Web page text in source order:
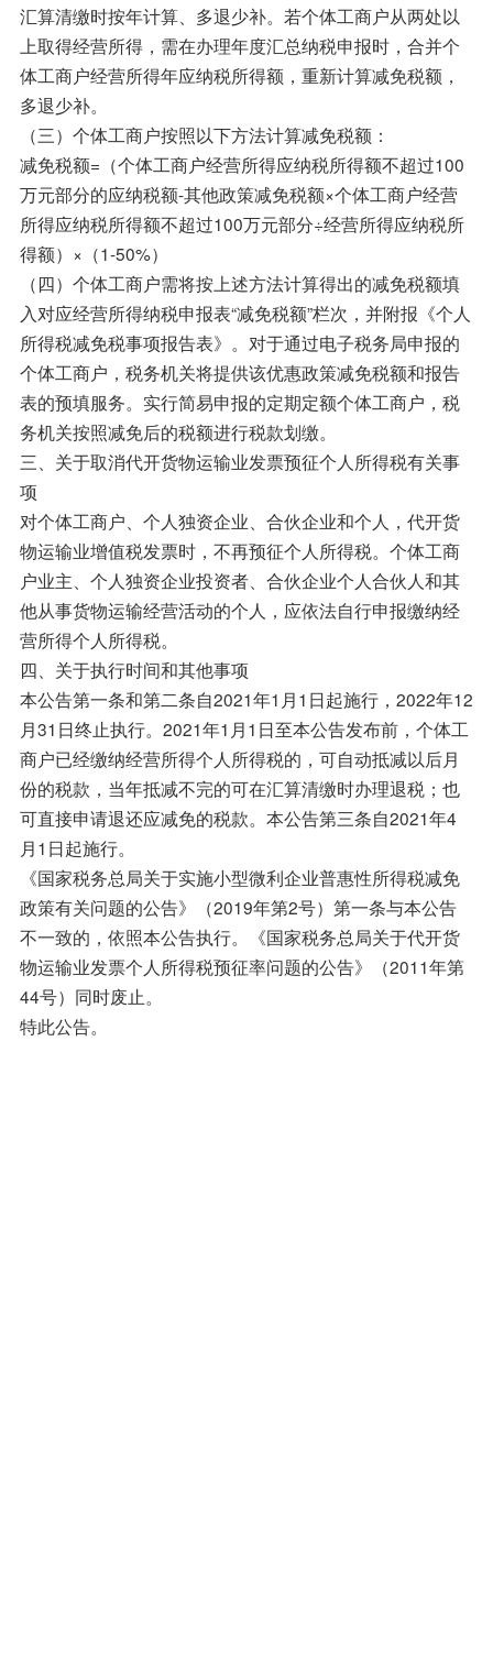
汇算清缴时按年计算、多退少补。若个体工商户从两处以
上取得经营所得，需在办理年度汇总纳税申报时，合并个
体工商户经营所得年应纳税所得额，重新计算减免税额，
多退少补。
（三）个体工商户按照以下方法计算减免税额：
减免税额=（个体工商户经营所得应纳税所得额不超过100
万元部分的应纳税额-其他政策减免税额×个体工商户经营
所得应纳税所得额不超过100万元部分÷经营所得应纳税所
得额）×（1-50%）
（四）个体工商户需将按上述方法计算得出的减免税额填
入对应经营所得纳税申报表“减免税额”栏次，并附报《个人
所得税减免税事项报告表》。对于通过电子税务局申报的
个体工商户，税务机关将提供该优惠政策减免税额和报告
表的预填服务。实行简易申报的定期定额个体工商户，税
务机关按照减免后的税额进行税款划缴。
三、关于取消代开货物运输业发票预征个人所得税有关事
项
对个体工商户、个人独资企业、合伙企业和个人，代开货
物运输业增值税发票时，不再预征个人所得税。个体工商
户业主、个人独资企业投资者、合伙企业个人合伙人和其
他从事货物运输经营活动的个人，应依法自行申报缴纳经
营所得个人所得税。
四、关于执行时间和其他事项
本公告第一条和第二条自2021年1月1日起施行，2022年12
月31日终止执行。2021年1月1日至本公告发布前，个体工
商户已经缴纳经营所得个人所得税的，可自动抵减以后月
份的税款，当年抵减不完的可在汇算清缴时办理退税；也
可直接申请退还应减免的税款。本公告第三条自2021年4
月1日起施行。
《国家税务总局关于实施小型微利企业普惠性所得税减免
政策有关问题的公告》（2019年第2号）第一条与本公告
不一致的，依照本公告执行。《国家税务总局关于代开货
物运输业发票个人所得税预征率问题的公告》（2011年第
44号）同时废止。
特此公告。